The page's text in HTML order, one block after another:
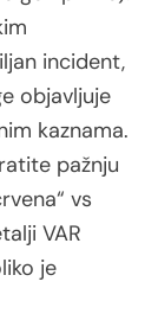
incident,
objavljuje
kaznama.
pažnju
vs
VAR
je